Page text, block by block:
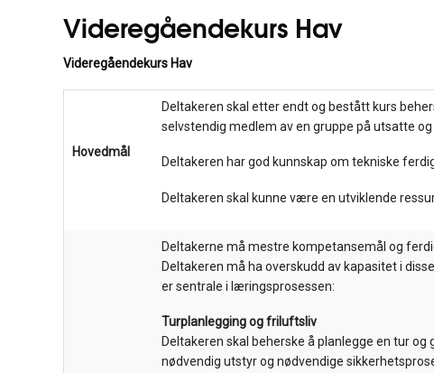
Videregåendekurs Hav
Videregåendekurs Hav
Hovedmål
Deltakeren skal etter endt og bestått kurs
selvstendig medlem av en gruppe på utsatte
Deltakeren har god kunnskap om tekniske
Deltakeren skal kunne være en utviklende
Deltakerne må mestre kompetansemål og
Deltakeren må ha overskudd av kapasitet i
er sentrale i læringsprosessen:
Turplanlegging og friluftsliv
Deltakeren skal beherske å planlegge en tur
nødvendig utstyr og nødvendige